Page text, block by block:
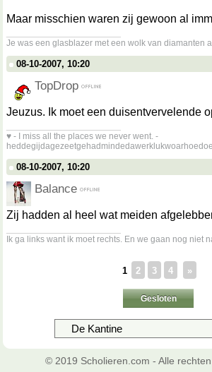
Maar misschien waren zij gewoon al
Je was een glasblazer met een wolk van diamanten
08-10-2007, 10:20
TopDrop
Jeuzus. Ik moet een duisentvervelende
♥ - I miss all the places we never went. -
08-10-2007, 10:20
Balance
Zij hadden al heel wat meiden
Ik ga links want ik moet rechts. En we gaan nog niet
1 2 3 4 »
Gesloten
© 2019 Scholieren.com - Alle